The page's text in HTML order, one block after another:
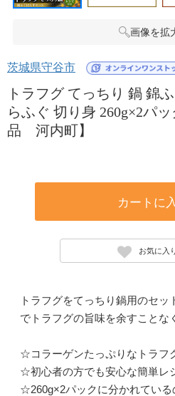
画像を拡
茨城県守谷市
トラフグ てっちり 鍋 錦
らふぐ 切り身 260g×2パ
品 河内町】
カートに
お気に入
トラフグをてっちり鍋用のセッ
でトラフグの旨味を余すことな
☆コラーゲンたっぷりなトラフ
☆初心者の方でも安心な簡単レ
☆260g×2パックに分かれてい